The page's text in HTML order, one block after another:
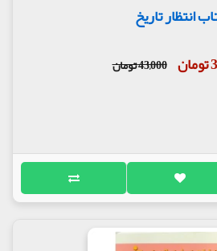
انتظار تاریخ
43,000 تومان